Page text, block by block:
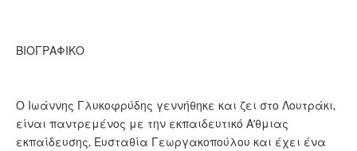
ΒΙΟΓΡΑΦΙΚΟ
Ο Ιωάννης Γλυκοφρύδης γεννήθηκε και ζει στο Λουτράκι,
είναι παντρεμένος με την εκπαιδευτικό Α’θμιας
εκπαίδευσης, Ευσταθία Γεωργακοπούλου και έχει ένα